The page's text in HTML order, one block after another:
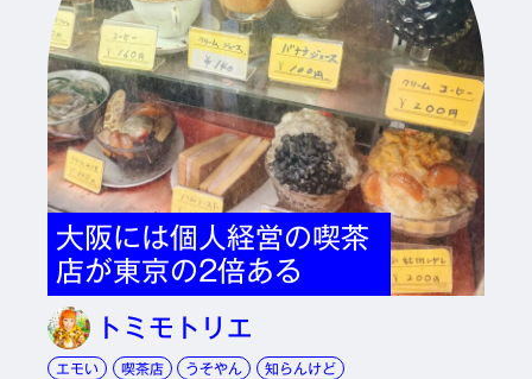
大阪には個人経営の喫茶
店が東京の2倍ある
トミモトリエ
エモい 喫茶店 うそやん
知らんけど